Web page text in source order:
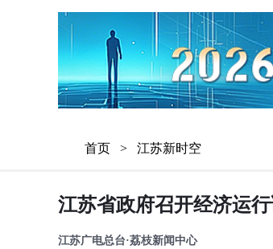
首页 > 江苏新时空
江苏省政府召开经济运
江苏广电总台·荔枝新闻中心